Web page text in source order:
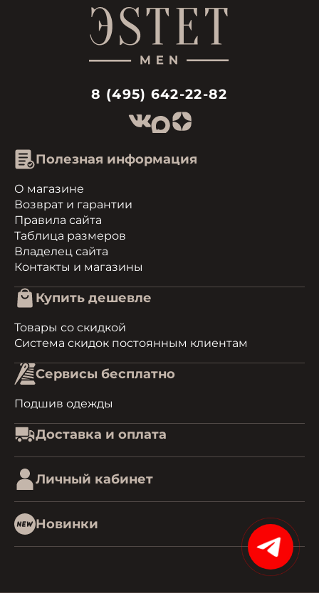
8 (495) 642-22-82
Полезная информация
О магазине
Возврат и гарантии
Правила сайта
Таблица размеров
Владелец сайта
Контакты и магазины
Купить дешевле
Товары со скидкой
Система скидок постоянным клиентам
Сервисы бесплатно
Подшив одежды
Доставка и оплата
Личный кабинет
Новинки
15%